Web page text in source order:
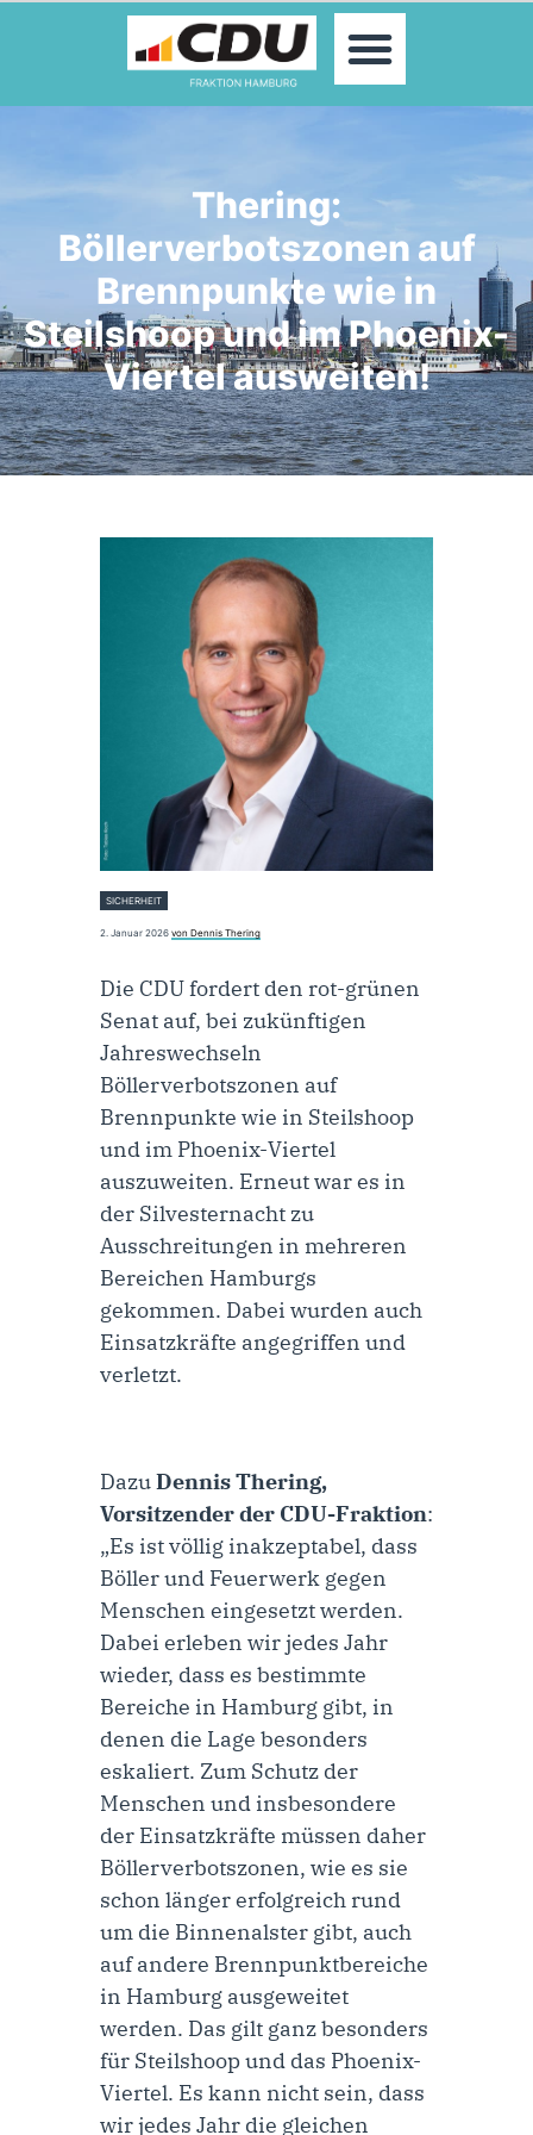
Thering:
Böllerverbotszonen auf
Brennpunkte wie in
Steilshoop und im Phoenix-
Viertel ausweiten!
MOIN!
ABGEORDNETE
KONTAKT
SICHERHEIT
2. Januar 2026 von Dennis Thering
Die CDU fordert den rot-grünen
Senat auf, bei zukünftigen
Jahreswechseln
Böllerverbotszonen auf
Brennpunkte wie in Steilshoop
und im Phoenix-Viertel
auszuweiten. Erneut war es in
der Silvesternacht zu
Ausschreitungen in mehreren
Bereichen Hamburgs
gekommen. Dabei wurden auch
Einsatzkräfte angegriffen und
verletzt.
DazuDennis Thering,
Vorsitzender der CDU-Fraktion:
„Es ist völlig inakzeptabel, dass
Böller und Feuerwerk gegen
Menschen eingesetzt werden.
Dabei erleben wir jedes Jahr
wieder, dass es bestimmte
Bereiche in Hamburg gibt, in
denen die Lage besonders
eskaliert. Zum Schutz der
Menschen und insbesondere
der Einsatzkräfte müssen daher
Böllerverbotszonen, wie es sie
schon länger erfolgreich rund
um die Binnenalster gibt, auch
auf andere Brennpunktbereiche
in Hamburg ausgeweitet
werden. Das gilt ganz besonders
für Steilshoop und das Phoenix-
Viertel. Es kann nicht sein, dass
wir jedes Jahr die gleichen